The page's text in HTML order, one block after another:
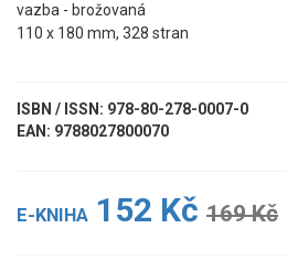
vazba - brožovaná
110 x 180 mm, 328 stran
ISBN / ISSN: 978-80-278-0007-0
EAN: 9788027800070
E-KNIHA 152 Kč 169 Kč